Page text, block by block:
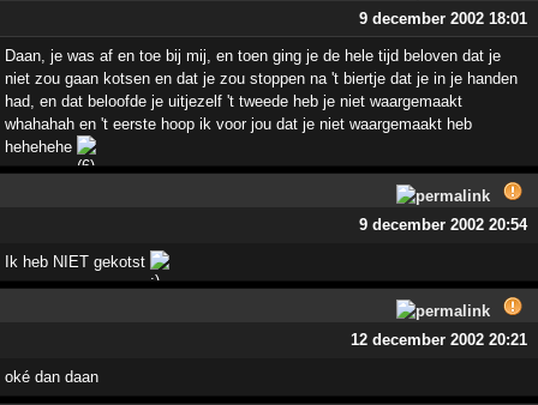
9 december 2002 18:01
Daan, je was af en toe bij mij, en toen ging je de hele tijd beloven dat je
niet zou gaan kotsen en dat je zou stoppen na 't biertje dat je in je handen
had, en dat beloofde je uitjezelf 't tweede heb je niet waargemaakt
whahahah en 't eerste hoop ik voor jou dat je niet waargemaakt heb
hehehehe
9 december 2002 20:54
Ik heb NIET gekotst
12 december 2002 20:21
oké dan daan